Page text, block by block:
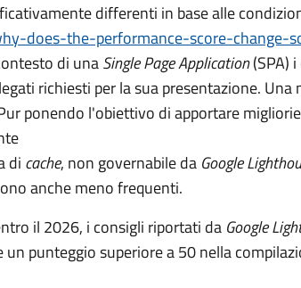
differenti in base alle
does-the-performance-score-change-
di unaSingle Page Application(SPA)
richiesti per la sua presentazione.
ponendo l'obiettivo di apportare
di cache, non governabile da Google
anche meno frequenti.
il 2026, i consigli riportati da Google
punteggio superiore a 50 nella